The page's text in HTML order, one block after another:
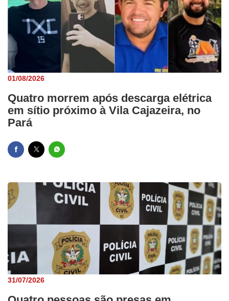
01/08/2026
Quatro morrem após descarga elétrica
em sítio próximo à Vila Cajazeira, no
Pará
31/07/2026